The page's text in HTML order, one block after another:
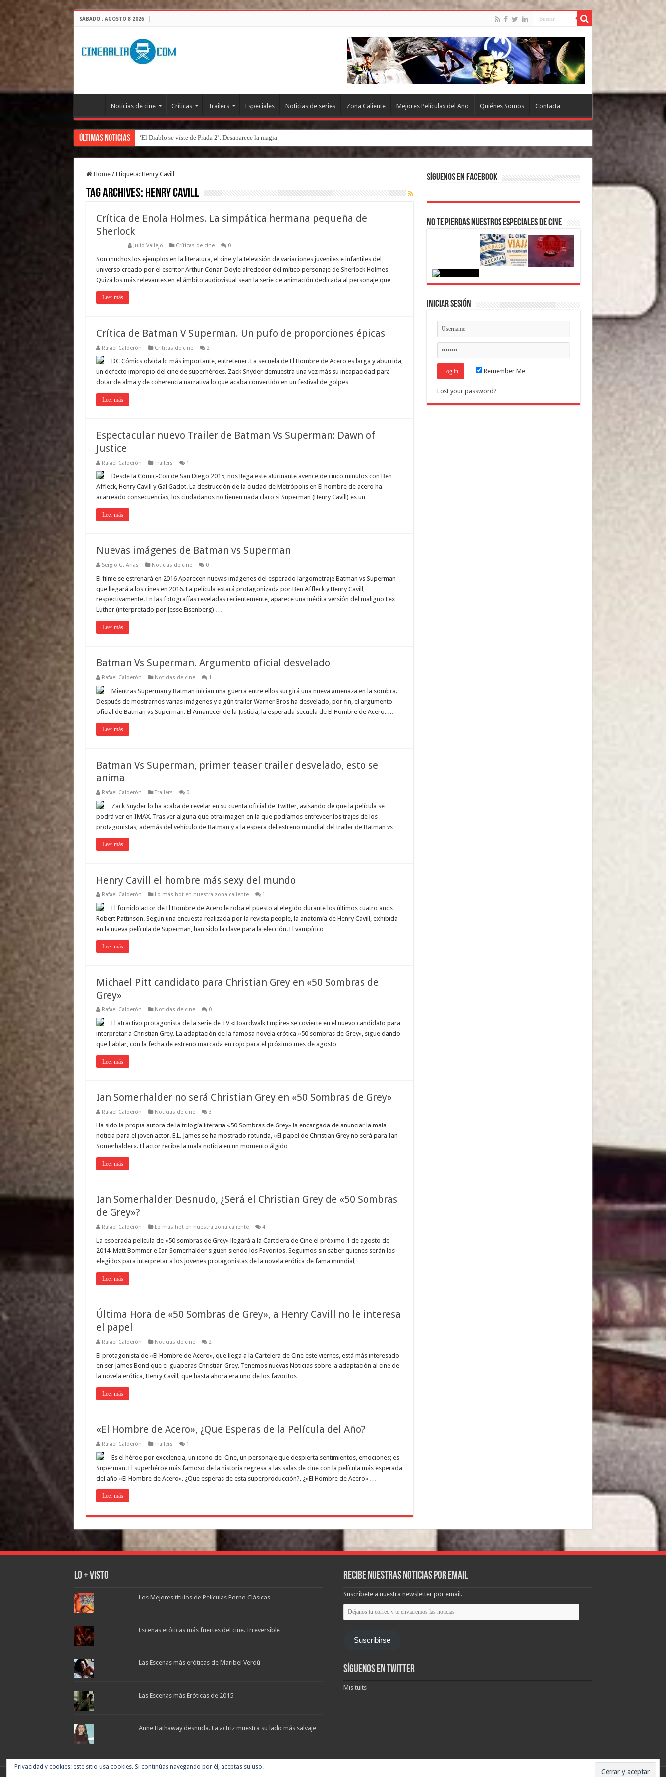
SÁBADO , AGOSTO 8 2026
Noticias de cine Críticas Trailers Especiales Noticias de series Zona Caliente Mejores Películas del Año Quiénes Somos Contacta
Últimas Noticias ‘El Diablo se viste de Prada 2’. Desaparece la magia
Home / Etiqueta: Henry Cavill
Tag Archives: Henry Cavill
Crítica de Enola Holmes. La simpática hermana pequeña de
Sherlock
Julio Vallejo Críticas de cine 0
Son muchos los ejemplos en la literatura, el cine y la televisión de variaciones juveniles e infantiles del
universo creado por el escritor Arthur Conan Doyle alrededor del mítico personaje de Sherlock Holmes.
Quizá los más relevantes en el ámbito audiovisual sean la serie de animación dedicada al personaje que …
Leer más
Crítica de Batman V Superman. Un pufo de proporciones épicas
Rafael Calderón Críticas de cine 2
DC Cómics olvida lo más importante, entretener. La secuela de El Hombre de Acero es larga y aburrida,
un defecto impropio del cine de superhéroes. Zack Snyder demuestra una vez más su incapacidad para
dotar de alma y de coherencia narrativa lo que acaba convertido en un festival de golpes …
Leer más
Espectacular nuevo Trailer de Batman Vs Superman: Dawn of
Justice
Rafael Calderón Trailers 1
Desde la Cómic-Con de San Diego 2015, nos llega este alucinante avence de cinco minutos con Ben
Affleck, Henry Cavill y Gal Gadot. La destrucción de la ciudad de Metrópolis en El hombre de acero ha
acarreado consecuencias, los ciudadanos no tienen nada claro si Superman (Henry Cavill) es un …
Leer más
Nuevas imágenes de Batman vs Superman
Sergio G. Arias Noticias de cine 0
El filme se estrenará en 2016 Aparecen nuevas imágenes del esperado largometraje Batman vs Superman
que llegará a los cines en 2016. La película estará protagonizada por Ben Affleck y Henry Cavill,
respectivamente. En las fotografías reveladas recientemente, aparece una inédita versión del maligno Lex
Luthor (interpretado por Jesse Eisenberg) …
Leer más
Batman Vs Superman. Argumento oficial desvelado
Rafael Calderón Noticias de cine 1
Mientras Superman y Batman inician una guerra entre ellos surgirá una nueva amenaza en la sombra.
Después de mostrarnos varias imágenes y algún trailer Warner Bros ha desvelado, por fin, el argumento
oficial de Batman vs Superman: El Amanecer de la Justicia, la esperada secuela de El Hombre de Acero. …
Leer más
Batman Vs Superman, primer teaser trailer desvelado, esto se
anima
Rafael Calderón Trailers 0
Zack Snyder lo ha acaba de revelar en su cuenta oficial de Twitter, avisando de que la película se
podrá ver en IMAX. Tras ver alguna que otra imagen en la que podíamos entreveer los trajes de los
protagonistas, además del vehículo de Batman y a la espera del estreno mundial del trailer de Batman vs …
Leer más
Henry Cavill el hombre más sexy del mundo
Rafael Calderón Lo más hot en nuestra zona caliente 1
El fornido actor de El Hombre de Acero le roba el puesto al elegido durante los últimos cuatro años
Robert Pattinson. Según una encuesta realizada por la revista people, la anatomía de Henry Cavill, exhibida
en la nueva película de Superman, han sido la clave para la elección. El vampírico …
Leer más
Michael Pitt candidato para Christian Grey en «50 Sombras de
Grey»
Rafael Calderón Noticias de cine 0
El atractivo protagonista de la serie de TV «Boardwalk Empire» se covierte en el nuevo candidato para
interpretar a Christian Grey. La adaptación de la famosa novela erótica «50 sombras de Grey», sigue dando
que hablar, con la fecha de estreno marcada en rojo para el próximo mes de agosto …
Leer más
Ian Somerhalder no será Christian Grey en «50 Sombras de Grey»
Rafael Calderón Noticias de cine 3
Ha sido la propia autora de la trilogía literaria «50 Sombras de Grey» la encargada de anunciar la mala
noticia para el joven actor. E.L. James se ha mostrado rotunda, «El papel de Christian Grey no será para Ian
Somerhalder«. El actor recibe la mala noticia en un momento álgido …
Leer más
Ian Somerhalder Desnudo, ¿Será el Christian Grey de «50 Sombras
de Grey»?
Rafael Calderón Lo más hot en nuestra zona caliente 4
La esperada película de «50 sombras de Grey» llegará a la Cartelera de Cine el próximo 1 de agosto de
2014. Matt Bommer e Ian Somerhalder siguen siendo los Favoritos. Seguimos sin saber quienes serán los
elegidos para interpretar a los jovenes protagonistas de la novela erótica de fama mundial, …
Leer más
Última Hora de «50 Sombras de Grey», a Henry Cavill no le interesa
el papel
Rafael Calderón Noticias de cine 2
El protagonista de «El Hombre de Acero», que llega a la Cartelera de Cine este viernes, está más interesado
en ser James Bond que el guaperas Christian Grey. Tenemos nuevas Noticias sobre la adaptación al cine de
la novela erótica, Henry Cavill, que hasta ahora era uno de los favoritos …
Leer más
«El Hombre de Acero», ¿Que Esperas de la Película del Año?
Rafael Calderón Trailers 1
Es el héroe por excelencia, un icono del Cine, un personaje que despierta sentimientos, emociones; es
Superman. El superhéroe más famoso de la historia regresa a las salas de cine con la película más esperada
del año «El Hombre de Acero». ¿Que esperas de esta superproducción?, ¿»El Hombre de Acero» …
Leer más
Síguenos en Facebook
No te pierdas nuestros Especiales de Cine
Iniciar Sesión
Remember Me
Lost your password?
Lo + Visto
Los Mejores títulos de Películas Porno Clásicas
Escenas eróticas más fuertes del cine. Irreversible
Las Escenas más eróticas de Maribel Verdú
Las Escenas más Eróticas de 2015
Anne Hathaway desnuda. La actriz muestra su lado más salvaje
Recibe nuestras noticias por email
Suscribete a nuestra newsletter por email.
Déjanos
tu
correo
enviaremos
Suscribirse
Síguenos en Twitter
Mis tuits
Privacidad y cookies: este sitio usa cookies. Si continúas navegando por él, aceptas su uso.